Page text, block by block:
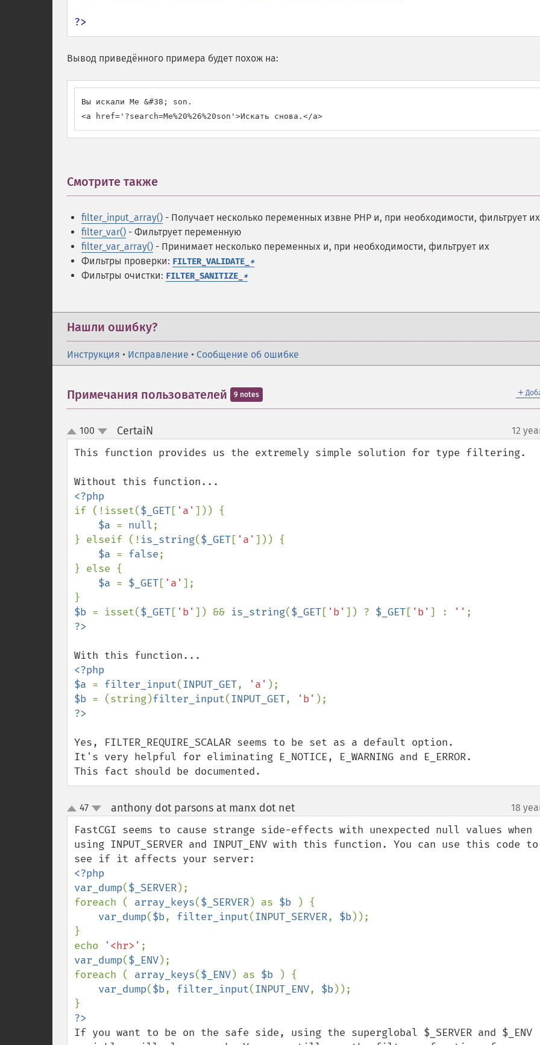
?>
Вывод приведённого примера будет похож на:
Вы искали Me &#38; son.
<a href='?search=Me%20%26%20son'>Искать снова.</a>
Смотрите также
filter_input_array() - Получает несколько переменных извне PHP и, при необходимости, фильтрует их
filter_var() - Фильтрует переменную
filter_var_array() - Принимает несколько переменных и, при необходимости, фильтрует их
Фильтры проверки: FILTER_VALIDATE_ *
Фильтры очистки: FILTER_SANITIZE_ *
Нашли ошибку?
Инструкция • Исправление • Сообщение об ошибке
＋
Примечания пользователей 9 notes
up
down
100 CertaiN 12
This function provides us the extremely simple solution for type filtering.
if (!isset($_GET[ 'a' ])) {
$a = null;
} elseif (! is_string($_GET[ 'a' ])) {
$a = false;
} else {
$a = $_GET[ 'a' ];
$b = isset($_GET[ 'b' ]) && is_string($_GET[ 'b' ]) ? $_GET[ 'b' ] : ''
<?php
$a = filter_input(INPUT_GET, 'a'
$b = (string)filter_input(INPUT_GET, 'b'
Yes, FILTER_REQUIRE_SCALAR seems to be set as a default option.
It's very helpful for eliminating E_NOTICE, E_WARNING and E_ERROR.
This fact should be documented.
up
down
47 anthony dot parsons at manx dot net¶ 18
FastCGI seems to cause strange side-effects with unexpected null values when
using INPUT_SERVER and INPUT_ENV with this function. You can use this code to
<?php
var_dump($_SERVER);
foreach ( array_keys($_SERVER) as $b
) {
var_dump($b, filter_input(INPUT_SERVER, $b));
}
echo
'<hr>'
var_dump($_ENV);
foreach ( array_keys($_ENV) as $b
) {
var_dump($b, filter_input(INPUT_ENV, $b));
If you want to be on the safe side, using the superglobal $_SERVER and $_ENV